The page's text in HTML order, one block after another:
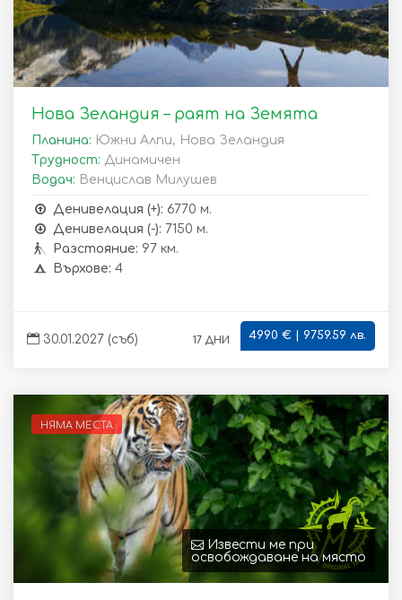
Нова Зеландия – раят на Земята
Планина: Южни Алпи, Нова Зеландия
Трудност: Динамичен
Водач: Венцислав Милушев
Денивелация (+): 6770 м.
Денивелация (-): 7150 м.
Разстояние: 97 км.
Върхове: 4
30.01.2027 (съб) 17 дни 4990 € | 9759.59 лв.
Извести ме при
освобождаване на място
НЯМА МЕСТА